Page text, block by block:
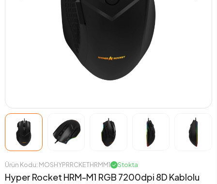
Ürün Kodu: MOSHYPRRCKETHRMM1 Stokta
Hyper Rocket HRM-M1 RGB 7200dpi 8D Kablolu